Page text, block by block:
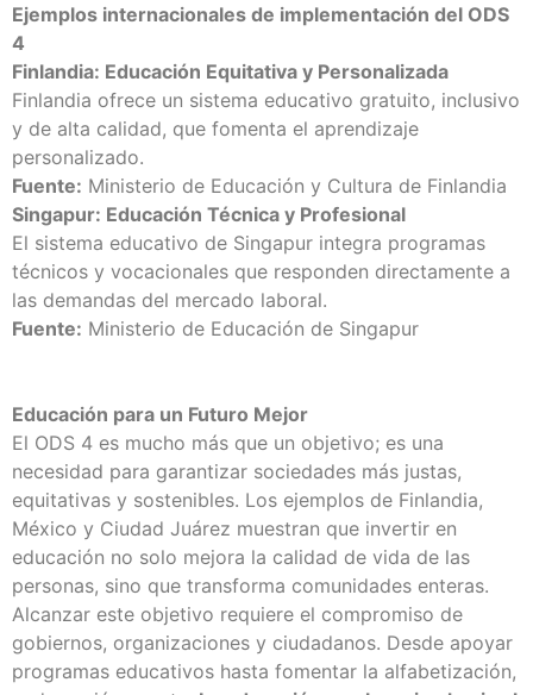
Ejemplos internacionales de implementación del ODS
4
Finlandia: Educación Equitativa y Personalizada
Finlandia ofrece un sistema educativo gratuito, inclusivo
y de alta calidad, que fomenta el aprendizaje
personalizado.
Fuente: Ministerio de Educación y Cultura de Finlandia
Singapur: Educación Técnica y Profesional
El sistema educativo de Singapur integra programas
técnicos y vocacionales que responden directamente a
las demandas del mercado laboral.
Fuente: Ministerio de Educación de Singapur
Educación para un Futuro Mejor
El ODS 4 es mucho más que un objetivo; es una
necesidad para garantizar sociedades más justas,
equitativas y sostenibles. Los ejemplos de Finlandia,
México y Ciudad Juárez muestran que invertir en
educación no solo mejora la calidad de vida de las
personas, sino que transforma comunidades enteras.
Alcanzar este objetivo requiere el compromiso de
gobiernos, organizaciones y ciudadanos. Desde apoyar
programas educativos hasta fomentar la alfabetización,